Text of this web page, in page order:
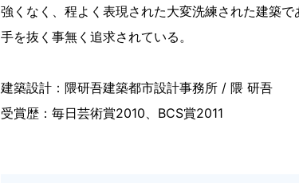
強くなく、程よく表現された大変洗練された建築
手を抜く事無く追求されている。
建築設計：隈研吾建築都市設計事務所 / 隈 研吾
受賞歴：毎日芸術賞2010、BCS賞2011